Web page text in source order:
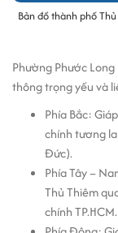
Bản đồ thành phố
Phường Phước
thông trọng yếu và
Phía Bắc:
chính tương
Đức).
Phía Tây –
Thủ Thiêm
chính TP.HCM.